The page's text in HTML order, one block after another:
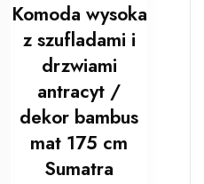
Komoda wysoka
z szufladami i
drzwiami
antracyt /
dekor bambus
mat 175 cm
Sumatra